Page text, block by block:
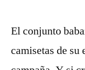
El conjunto
camisetas de